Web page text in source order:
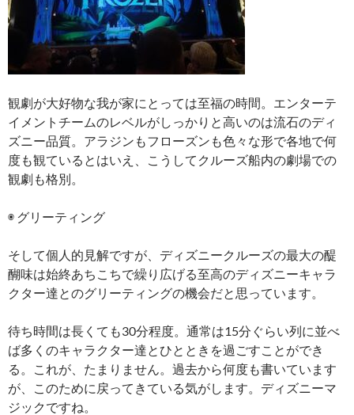
観劇が大好物な我が家にとっては至福の時間。エンターテ
イメントチームのレベルがしっかりと高いのは流石のディ
ズニー品質。アラジンもフローズンも色々な形で各地で何
度も観ているとはいえ、こうしてクルーズ船内の劇場での
観劇も格別。
◉ グリーティング
そして個人的見解ですが、ディズニークルーズの最大の醍
醐味は始終あちこちで繰り広げる至高のディズニーキャラ
クター達とのグリーティングの機会だと思っています。
待ち時間は長くても30分程度。通常は15分ぐらい列に並べ
ば多くのキャラクター達とひとときを過ごすことができ
る。これが、たまりません。過去から何度も書いています
が、このために戻ってきている気がします。ディズニーマ
ジックですね。